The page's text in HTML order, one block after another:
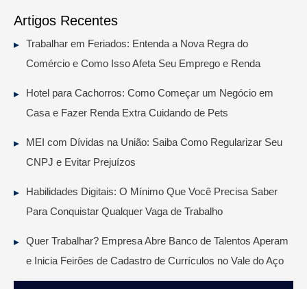
Artigos Recentes
Trabalhar em Feriados: Entenda a Nova Regra do
Comércio e Como Isso Afeta Seu Emprego e Renda
Hotel para Cachorros: Como Começar um Negócio em
Casa e Fazer Renda Extra Cuidando de Pets
MEI com Dívidas na União: Saiba Como Regularizar Seu
CNPJ e Evitar Prejuízos
Habilidades Digitais: O Mínimo Que Você Precisa Saber
Para Conquistar Qualquer Vaga de Trabalho
Quer Trabalhar? Empresa Abre Banco de Talentos Aperam
e Inicia Feirões de Cadastro de Currículos no Vale do Aço